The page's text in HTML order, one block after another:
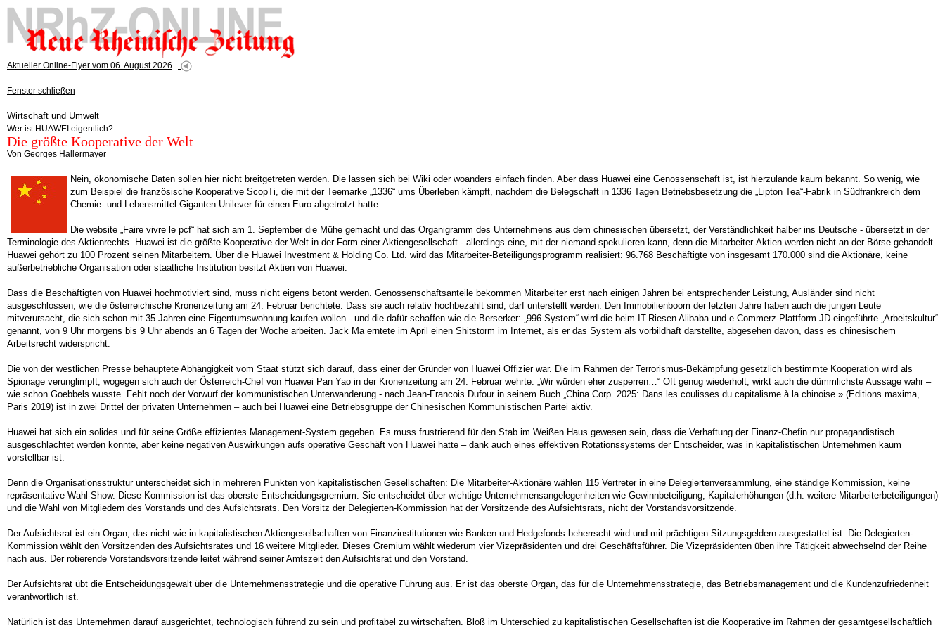
Aktueller Online-Flyer vom 06. August 2026
Fenster schließen
Wirtschaft und Umwelt
Wer ist HUAWEI eigentlich?
Die größte Kooperative der Welt
Von Georges Hallermayer
Nein, ökonomische Daten sollen hier nicht breitgetreten werden. Die lassen sich bei Wiki oder woanders einfach finden. Aber dass Huawei eine Genossenschaft ist, ist hierzulande kaum bekannt. So wenig, wie
zum Beispiel die französische Kooperative ScopTi, die mit der Teemarke „1336“ ums Überleben kämpft, nachdem die Belegschaft in 1336 Tagen Betriebsbesetzung die „Lipton Tea“-Fabrik in Südfrankreich dem
Chemie- und Lebensmittel-Giganten Unilever für einen Euro abgetrotzt hatte.
Die website „Faire vivre le pcf“ hat sich am 1. September die Mühe gemacht und das Organigramm des Unternehmens aus dem chinesischen übersetzt, der Verständlichkeit halber ins Deutsche - übersetzt in der
Terminologie des Aktienrechts. Huawei ist die größte Kooperative der Welt in der Form einer Aktiengesellschaft - allerdings eine, mit der niemand spekulieren kann, denn die Mitarbeiter-Aktien werden nicht an der Börse gehandelt.
Huawei gehört zu 100 Prozent seinen Mitarbeitern. Über die Huawei Investment & Holding Co. Ltd. wird das Mitarbeiter-Beteiligungsprogramm realisiert: 96.768 Beschäftigte von insgesamt 170.000 sind die Aktionäre, keine
außerbetriebliche Organisation oder staatliche Institution besitzt Aktien von Huawei.
Dass die Beschäftigten von Huawei hochmotiviert sind, muss nicht eigens betont werden. Genossenschaftsanteile bekommen Mitarbeiter erst nach einigen Jahren bei entsprechender Leistung, Ausländer sind nicht
ausgeschlossen, wie die österreichische Kronenzeitung am 24. Februar berichtete. Dass sie auch relativ hochbezahlt sind, darf unterstellt werden. Den Immobilienboom der letzten Jahre haben auch die jungen Leute
mitverursacht, die sich schon mit 35 Jahren eine Eigentumswohnung kaufen wollen - und die dafür schaffen wie die Berserker: „996-System“ wird die beim IT-Riesen Alibaba und e-Commerz-Plattform JD eingeführte „Arbeitskultur“
genannt, von 9 Uhr morgens bis 9 Uhr abends an 6 Tagen der Woche arbeiten. Jack Ma erntete im April einen Shitstorm im Internet, als er das System als vorbildhaft darstellte, abgesehen davon, dass es chinesischem
Arbeitsrecht widerspricht.
Die von der westlichen Presse behauptete Abhängigkeit vom Staat stützt sich darauf, dass einer der Gründer von Huawei Offizier war. Die im Rahmen der Terrorismus-Bekämpfung gesetzlich bestimmte Kooperation wird als
Spionage verunglimpft, wogegen sich auch der Österreich-Chef von Huawei Pan Yao in der Kronenzeitung am 24. Februar wehrte: „Wir würden eher zusperren…“ Oft genug wiederholt, wirkt auch die dümmlichste Aussage wahr –
wie schon Goebbels wusste. Fehlt noch der Vorwurf der kommunistischen Unterwanderung - nach Jean-Francois Dufour in seinem Buch „China Corp. 2025: Dans les coulisses du capitalisme à la chinoise » (Editions maxima,
Paris 2019) ist in zwei Drittel der privaten Unternehmen – auch bei Huawei eine Betriebsgruppe der Chinesischen Kommunistischen Partei aktiv.
Huawei hat sich ein solides und für seine Größe effizientes Management-System gegeben. Es muss frustrierend für den Stab im Weißen Haus gewesen sein, dass die Verhaftung der Finanz-Chefin nur propagandistisch
ausgeschlachtet werden konnte, aber keine negativen Auswirkungen aufs operative Geschäft von Huawei hatte – dank auch eines effektiven Rotationssystems der Entscheider, was in kapitalistischen Unternehmen kaum
vorstellbar ist.
Denn die Organisationsstruktur unterscheidet sich in mehreren Punkten von kapitalistischen Gesellschaften: Die Mitarbeiter-Aktionäre wählen 115 Vertreter in eine Delegiertenversammlung, eine ständige Kommission, keine
repräsentative Wahl-Show. Diese Kommission ist das oberste Entscheidungsgremium. Sie entscheidet über wichtige Unternehmensangelegenheiten wie Gewinnbeteiligung, Kapitalerhöhungen (d.h. weitere Mitarbeiterbeteiligungen)
und die Wahl von Mitgliedern des Vorstands und des Aufsichtsrats. Den Vorsitz der Delegierten-Kommission hat der Vorsitzende des Aufsichtsrats, nicht der Vorstandsvorsitzende.
Der Aufsichtsrat ist ein Organ, das nicht wie in kapitalistischen Aktiengesellschaften von Finanzinstitutionen wie Banken und Hedgefonds beherrscht wird und mit prächtigen Sitzungsgeldern ausgestattet ist. Die Delegierten-
Kommission wählt den Vorsitzenden des Aufsichtsrates und 16 weitere Mitglieder. Dieses Gremium wählt wiederum vier Vizepräsidenten und drei Geschäftsführer. Die Vizepräsidenten üben ihre Tätigkeit abwechselnd der Reihe
nach aus. Der rotierende Vorstandsvorsitzende leitet während seiner Amtszeit den Aufsichtsrat und den Vorstand.
Der Aufsichtsrat übt die Entscheidungsgewalt über die Unternehmensstrategie und die operative Führung aus. Er ist das oberste Organ, das für die Unternehmensstrategie, das Betriebsmanagement und die Kundenzufriedenheit
verantwortlich ist.
Natürlich ist das Unternehmen darauf ausgerichtet, technologisch führend zu sein und profitabel zu wirtschaften. Bloß im Unterschied zu kapitalistischen Gesellschaften ist die Kooperative im Rahmen der gesamtgesellschaftlich